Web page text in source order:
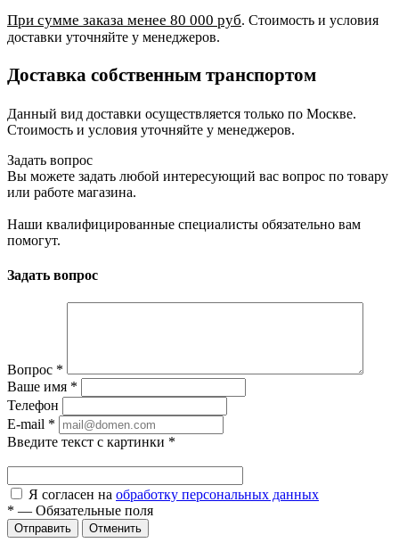
При сумме заказа менее 80 000 руб. Стоимость и условия
доставки уточняйте у менеджеров.
Доставка собственным транспортом
Данный вид доставки осуществляется только по Москве.
Стоимость и условия уточняйте у менеджеров.
Задать вопрос
Вы можете задать любой интересующий вас вопрос по товару
или работе магазина.
Наши квалифицированные специалисты обязательно вам
помогут.
Задать вопрос
Вопрос *
Ваше имя *
Телефон
E-mail *
Введите текст с картинки *
Я согласен на обработку персональных данных
* — Обязательные поля
Отправить Отменить